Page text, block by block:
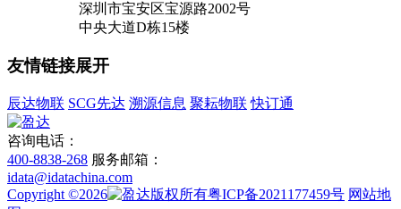
深圳市宝安区宝源路2002号
中央大道D栋15楼
友情链接展开
辰达物联 SCG先达 溯源信息 聚耘物联 快订通
咨询电话：
400-8838-268 服务邮箱：
idata@idatachina.com
Copyright ©2026
版权所有粤ICP备2021177459号 网站地